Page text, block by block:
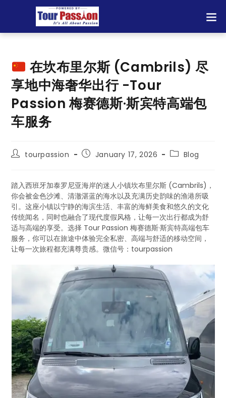
在坎布里尔斯 (Cambrils) 尽
享地中海奢华出行 -Tour
Passion 梅赛德斯·斯宾特高端包
车服务
tourpassion January 17, 2026 Blog
踏入西班牙加泰罗尼亚海岸的迷人小镇坎布里尔斯 (Cambrils)，
你会被金色沙滩、清澈湛蓝的海水以及充满历史韵味的渔港所吸
引。这座小镇以宁静的海滨生活、丰富的海鲜美食和悠久的文化
传统闻名，同时也融合了现代度假风格，让每一次出行都成为舒
适与高端的享受。选择 Tour Passion 梅赛德斯·斯宾特高端包车
服务，你可以在旅途中体验完全私密、高端与舒适的移动空间，
让每一次旅程都充满尊贵感。微信号：tourpassion